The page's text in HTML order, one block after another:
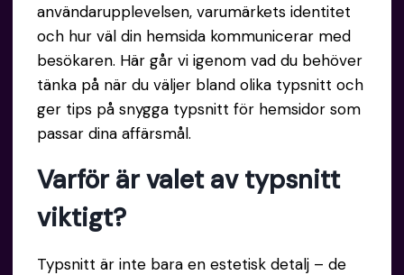
användarupplevelsen, varumärkets identitet
och hur väl din hemsida kommunicerar med
besökaren. Här går vi igenom vad du behöver
tänka på när du väljer bland olika typsnitt och
ger tips på snygga typsnitt för hemsidor som
passar dina affärsmål.
Varför är valet av typsnitt
viktigt?
Typsnitt är inte bara en estetisk detalj – de